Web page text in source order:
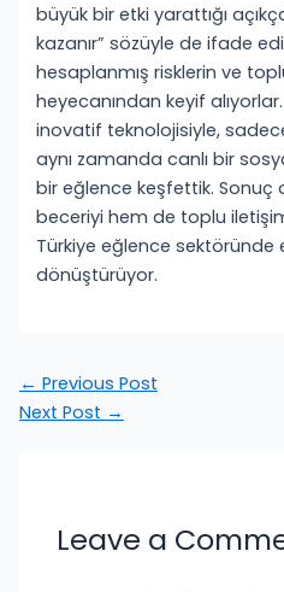
büyük bir etki yarattığı
kazanır” sözüyle de ifade
hesaplanmış risklerin ve
heyecanından keyif
inovatif teknolojisiyle,
aynı zamanda canlı bir
bir eğlence keşfettik. Sonuç
beceriyi hem de toplu
Türkiye eğlence sektöründe
dönüştürüyor.
← Previous Post
Next Post →
Leave a